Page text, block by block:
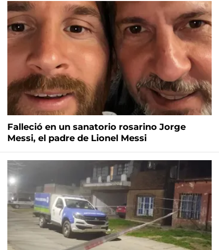
Falleció en un sanatorio rosarino Jorge
Messi, el padre de Lionel Messi